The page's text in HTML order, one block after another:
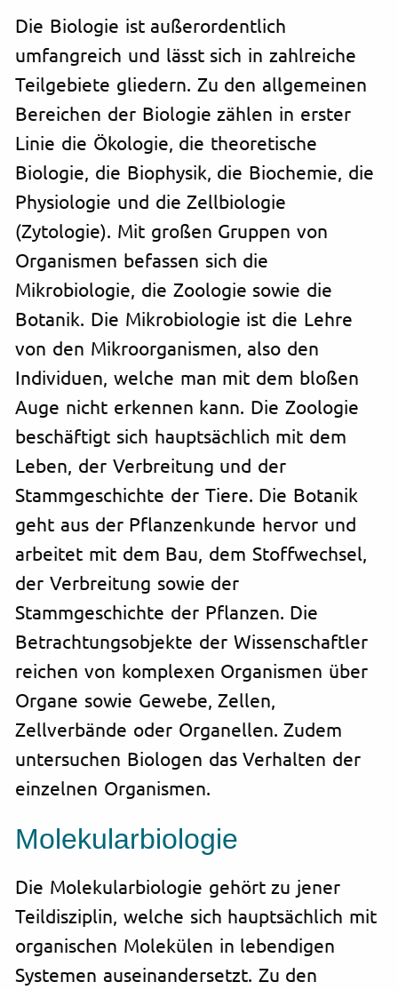
Die Biologie ist außerordentlich
umfangreich und lässt sich in zahlreiche
Teilgebiete gliedern. Zu den allgemeinen
Bereichen der Biologie zählen in erster
Linie die Ökologie, die theoretische
Biologie, die Biophysik, die Biochemie, die
Physiologie und die Zellbiologie
(Zytologie). Mit großen Gruppen von
Organismen befassen sich die
Mikrobiologie, die Zoologie sowie die
Botanik. Die Mikrobiologie ist die Lehre
von den Mikroorganismen, also den
Individuen, welche man mit dem bloßen
Auge nicht erkennen kann. Die Zoologie
beschäftigt sich hauptsächlich mit dem
Leben, der Verbreitung und der
Stammgeschichte der Tiere. Die Botanik
geht aus der Pflanzenkunde hervor und
arbeitet mit dem Bau, dem Stoffwechsel,
der Verbreitung sowie der
Stammgeschichte der Pflanzen. Die
Betrachtungsobjekte der Wissenschaftler
reichen von komplexen Organismen über
Organe sowie Gewebe, Zellen,
Zellverbände oder Organellen. Zudem
untersuchen Biologen das Verhalten der
einzelnen Organismen.
Molekularbiologie
Die Molekularbiologie gehört zu jener
Teildisziplin, welche sich hauptsächlich mit
organischen Molekülen in lebendigen
Systemen auseinandersetzt. Zu den